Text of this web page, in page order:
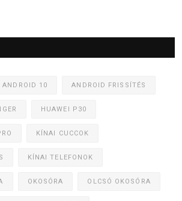
ANDROID 10 ANDROID FRISSÍTÉS
HUAWEI P30
KÍNAI CUCCOK
KÍNAI TELEFONOK
OKOSÓRA OLCSÓ OKOSÓRA